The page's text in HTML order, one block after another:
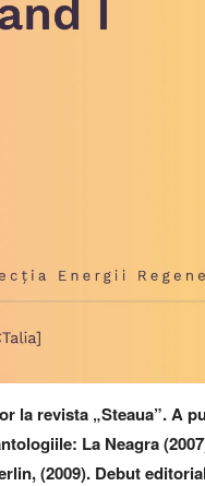
la revista „Steaua”. A
La Neagra
(2009). Debut